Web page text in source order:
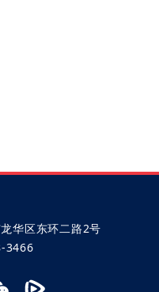
华区东环二路2号
3466